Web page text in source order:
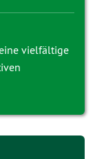
vielfältige